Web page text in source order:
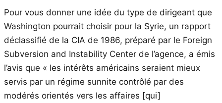
Pour vous donner une idée du type de dirigeant que
Washington pourrait choisir pour la Syrie, un rapport
déclassifié de la CIA de 1986, préparé par le Foreign
Subversion and Instability Center de l’agence, a émis
l’avis que « les intérêts américains seraient mieux
servis par un régime sunnite contrôlé par des
modérés orientés vers les affaires [qui]